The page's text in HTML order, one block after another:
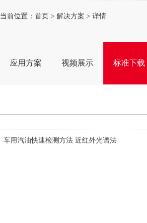
当前位置： 首页 > 解决方案 > 详情
应用方案 视频展示 标准下载
车用汽油快速检测方法 近红外光谱法